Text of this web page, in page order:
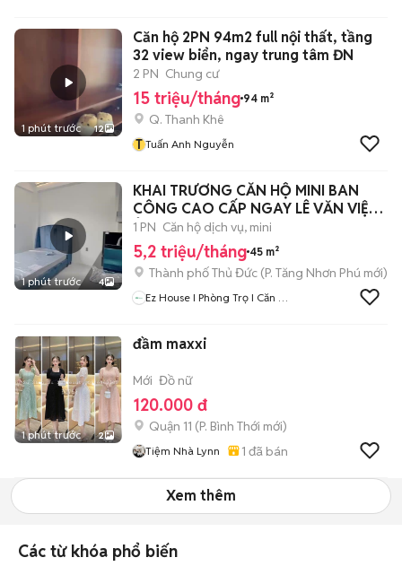
1 phút trước 12
Căn hộ 2PN 94m2 full nội thất, tầng
32 view biển, ngay trung tâm ĐN
2 PN Chung cư
15 triệu/tháng 94 m²
Q. Thanh Khê
T Tuấn Anh Nguyễn
1 phút trước 4
KHAI TRƯƠNG CĂN HỘ MINI BAN
CÔNG CAO CẤP NGAY LÊ VĂN VIỆT
Ở NGAY
1 PN Căn hộ dịch vụ, mini
5,2 triệu/tháng 45 m²
Thành phố Thủ Đức (P. Tăng Nhơn Phú mới)
Ez House I Phòng Trọ I Căn Hộ
1 phút trước 2
đầm maxxi
Mới Đồ nữ
120.000 đ
Quận 11 (P. Bình Thới mới)
Tiệm Nhà Lynn 1 đã bán
Xem thêm
Các từ khóa phổ biến